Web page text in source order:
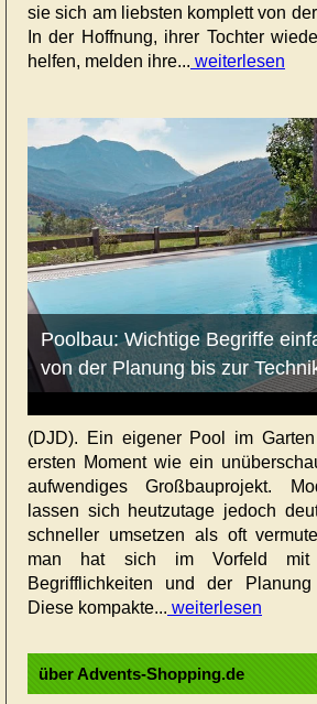
sie sich am liebsten komplett von
In der Hoffnung, ihrer Tochter
helfen, melden ihre... weiterlesen
Poolbau: Wichtige Begriffe
von der Planung bis zur
(DJD). Ein eigener Pool im
ersten Moment wie ein
aufwendiges Großbauprojekt.
lassen sich heutzutage jedoch
schneller umsetzen als oft
man hat sich im Vorfeld mit
Begrifflichkeiten und der Planung
Diese kompakte... weiterlesen
über Advents-Shopping.de